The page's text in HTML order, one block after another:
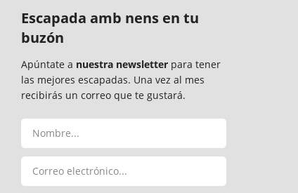
Escapada amb nens en tu
buzón
Apúntate a nuestra newsletter para tener
las mejores escapadas. Una vez al mes
recibirás un correo que te gustará.